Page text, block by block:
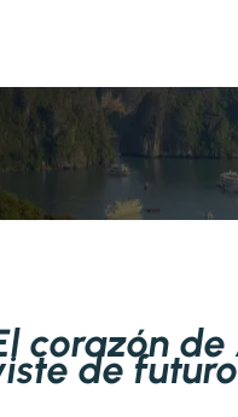
corazón
de futuro